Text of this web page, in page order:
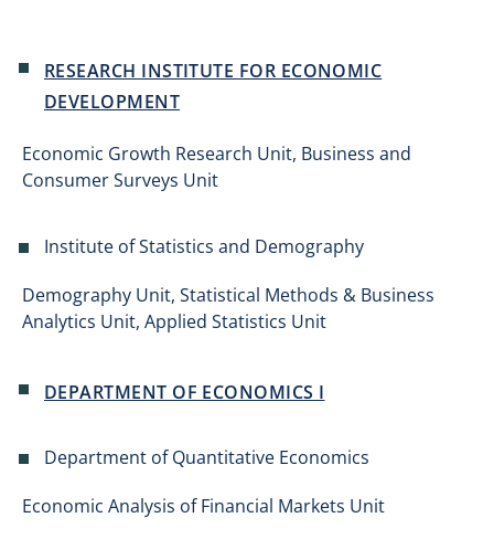
RESEARCH INSTITUTE FOR ECONOMIC
DEVELOPMENT
Economic Growth Research Unit, Business and
Consumer Surveys Unit
Institute of Statistics and Demography
Demography Unit, Statistical Methods & Business
Analytics Unit, Applied Statistics Unit
DEPARTMENT OF ECONOMICS I
Department of Quantitative Economics
Economic Analysis of Financial Markets Unit